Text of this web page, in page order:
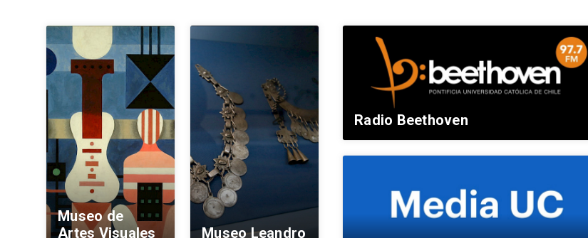
Museo de
Artes Visuales
Museo Leandro
Radio Beethoven